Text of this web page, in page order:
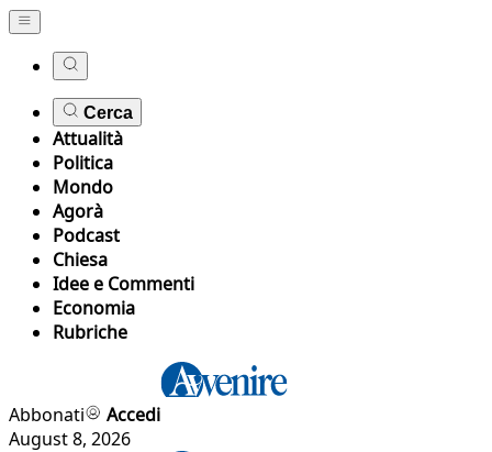
Cerca
Attualità
Politica
Mondo
Agorà
Podcast
Chiesa
Idee e Commenti
Economia
Rubriche
Abbonati
Accedi
August 8, 2026